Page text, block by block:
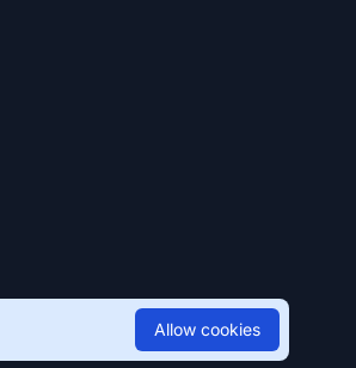
Allow cookies